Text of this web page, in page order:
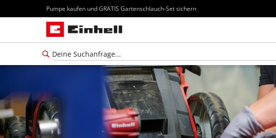
Pumpe kaufen und GRATIS Gartenschlauch-Set sichern